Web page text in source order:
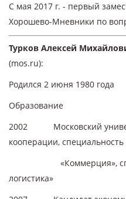
С мая 2017 г. - первый
Хорошево-Мневники по
Турков Алексей
(mos.ru):
Родился 2 июня 1980 года
Образование
2002 Московский
кооперации, специальность
«Коммерция»,
логистика»